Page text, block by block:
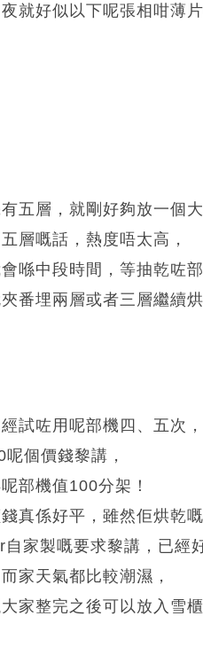
就好似以下呢張相咁薄
五層，就剛好夠放一個
層嘅話，熱度唔太高，
喺中段時間，等抽乾咗
番埋兩層或者三層繼續烘
試咗用呢部機四、五次，
呢個價錢黎講，
部機值100分架！
真係好平，雖然佢烘乾
家製嘅要求黎講，已經
家天氣都比較潮濕，
家整完之後可以放入雪